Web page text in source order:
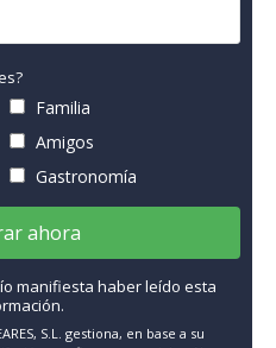
Familia
Amigos
Gastronomía
ahora
manifiesta haber leído esta
S.L. gestiona, en base a su